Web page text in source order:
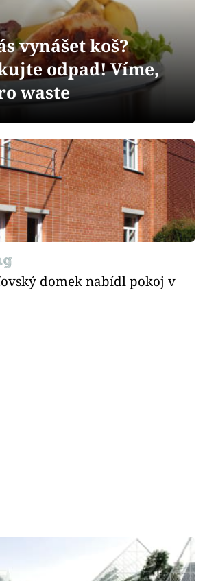
vynášet koš?
odpad! Víme,
waste
domek nabídl pokoj v